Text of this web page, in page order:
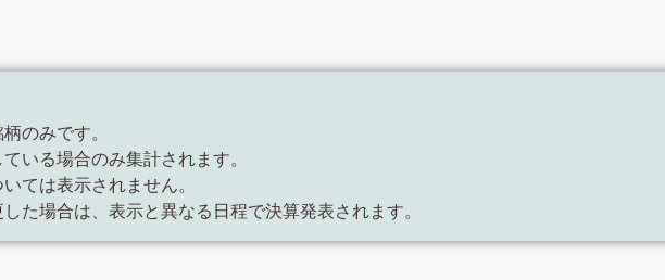
のみです。
いる場合のみ集計されます。
ては表示されません。
た場合は、表示と異なる日程で決算発表されます。